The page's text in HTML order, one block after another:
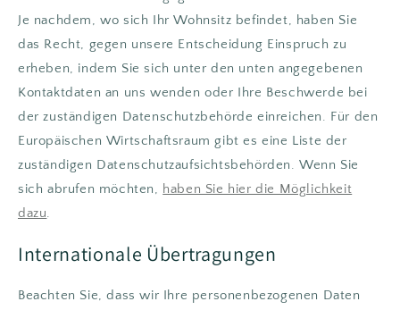
Je nachdem, wo sich Ihr Wohnsitz befindet, haben Sie
das Recht, gegen unsere Entscheidung Einspruch zu
erheben, indem Sie sich unter den unten angegebenen
Kontaktdaten an uns wenden oder Ihre Beschwerde bei
der zuständigen Datenschutzbehörde einreichen. Für den
Europäischen Wirtschaftsraum gibt es eine Liste der
zuständigen Datenschutzaufsichtsbehörden. Wenn Sie
sich abrufen möchten, haben Sie hier die Möglichkeit
dazu.
Internationale Übertragungen
Beachten Sie, dass wir Ihre personenbezogenen Daten